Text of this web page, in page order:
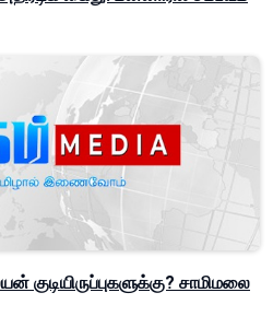
குடியிருப்புகளுக்கு? சாமிமலை